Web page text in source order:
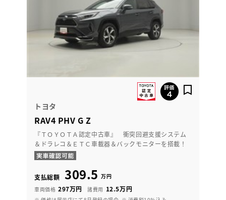
トヨタ
RAV4 PHV G Z
『ＴＯＹＯＴＡ認定中古車』 衝突回避支援システム
＆ドラレコ＆ＥＴＣ車載器＆バックモニターを搭載！
支払総額 309.5 万円
車両価格 297万円 諸費用 12.5万円